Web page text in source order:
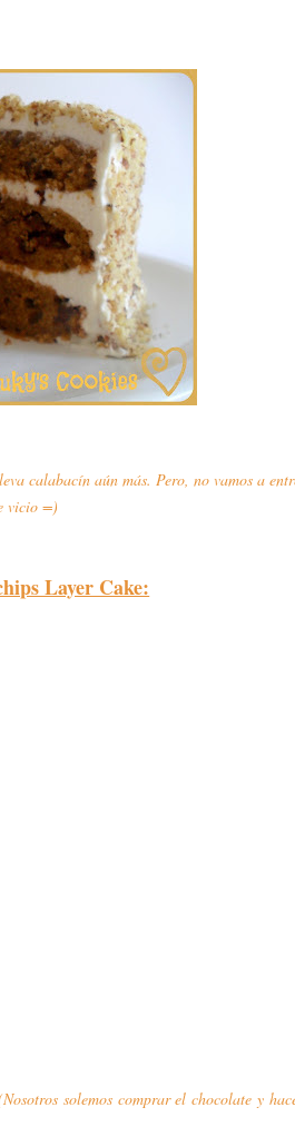
calabacín aún más. Pero, no vamos a
vicio =)
Layer Cake:
solemos comprar el chocolate y